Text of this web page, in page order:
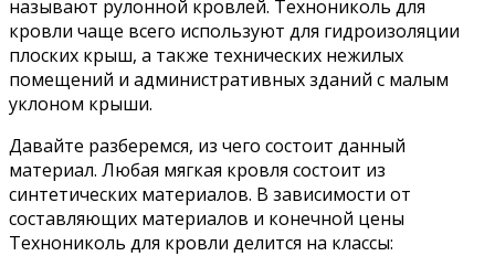
называют рулонной кровлей. Технониколь для
кровли чаще всего используют для гидроизоляции
плоских крыш, а также технических нежилых
помещений и административных зданий с малым
уклоном крыши.
Давайте разберемся, из чего состоит данный
материал. Любая мягкая кровля состоит из
синтетических материалов. В зависимости от
составляющих материалов и конечной цены
Технониколь для кровли делится на классы: